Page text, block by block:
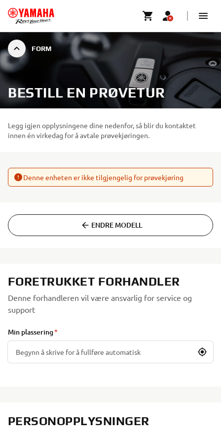
FORM
BESTILL EN PRØVETUR
Legg igjen opplysningene dine nedenfor, så blir du kontaktet
innen én virkedag for å avtale prøvekjøringen.
Denne enheten er ikke tilgjengelig for prøvekjøring
FORETRUKKET FORHANDLER
Denne forhandleren vil være ansvarlig for service og
support
Min plassering
PERSONOPPLYSNINGER
ENDRE MODELL